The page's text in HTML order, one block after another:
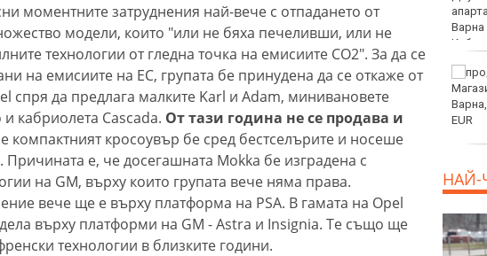
моментните затруднения най-вече с отпадането от
модели, които "или не бяха печеливши, или не
технологии от гледна точка на емисиите СО2". За да се
на емисиите на ЕС, групата бе принудена да се откаже от
спря да предлага малките Karl и Adam, минивановете
кабриолета Cascada. От тази година не се продава и
компактният кросоувър бе сред бестселърите и носеше
е, че досегашната Mokka бе изградена с
на GM, върху които групата вече няма права.
вече ще е върху платформа на PSA. В гамата на Opel
върху платформи на GM - Astra и Insignia. Те също ще
технологии в близките години.
Съдът отмени
изпълнение на 12-те
заповеди за премахване
на сгради в Баба Алино
НАЙ-